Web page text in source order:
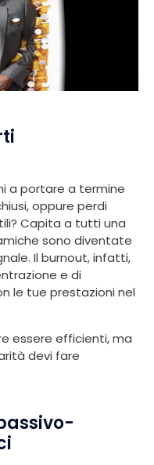
a portare a termine
oppure perdi
Capita a tutti una
sono diventate
Il burnout, infatti,
e di
le tue prestazioni nel
essere efficienti, ma
devi fare